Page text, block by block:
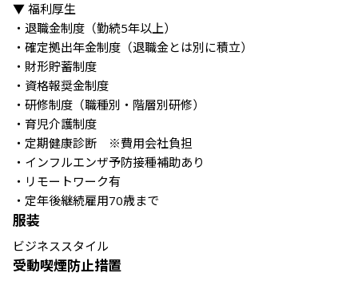
▼ 福利厚生
・退職金制度（勤続5年以上）
・確定拠出年金制度（退職金とは別に積立）
・財形貯蓄制度
・資格報奨金制度
・研修制度（職種別・階層別研修）
・育児介護制度
・定期健康診断　※費用会社負担
・インフルエンザ予防接種補助あり
・リモートワーク有
・定年後継続雇用70歳まで
服装
ビジネススタイル
受動喫煙防止措置